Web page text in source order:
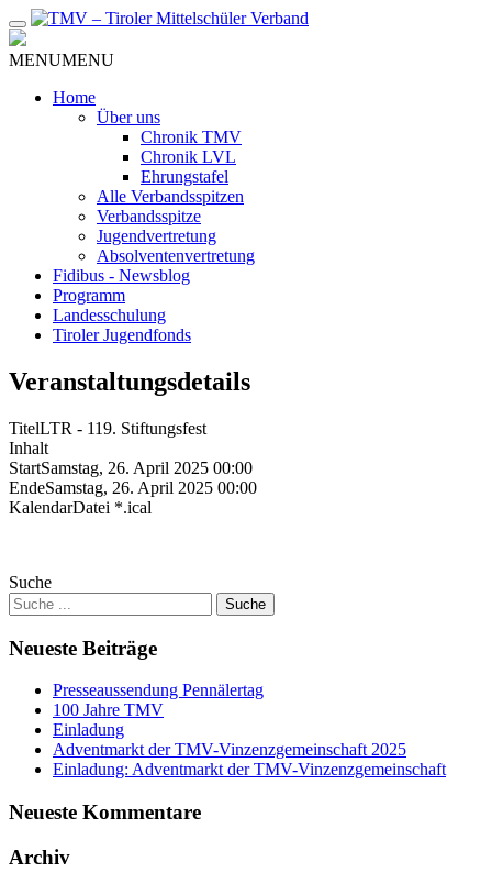
Zum
Inhalt
MENUMENU
Home
Über uns
Chronik TMV
Chronik LVL
Ehrungstafel
Alle Verbandsspitzen
Verbandsspitze
Jugendvertretung
Absolventenvertretung
Fidibus - Newsblog
Programm
Landesschulung
Tiroler Jugendfonds
Veranstaltungsdetails
TitelLTR - 119. Stiftungsfest
Inhalt
StartSamstag, 26. April 2025 00:00
EndeSamstag, 26. April 2025 00:00
KalendarDatei *.ical
Suche
Neueste Beiträge
Presseaussendung Pennälertag
100 Jahre TMV
Einladung
Adventmarkt der TMV-Vinzenzgemeinschaft 2025
Einladung: Adventmarkt der TMV-Vinzenzgemeinschaft
Neueste Kommentare
Archiv